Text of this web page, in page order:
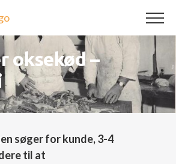
oksekød –
søger for kunde, 3-4
til at